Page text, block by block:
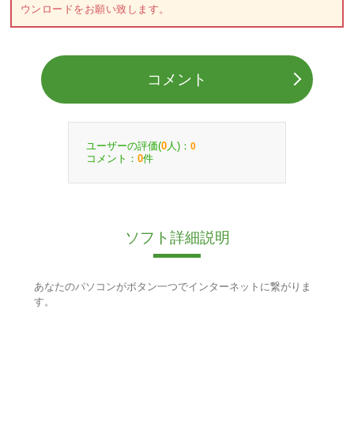
ウンロードをお願い致します。
コメント
ユーザーの評価(0 人)： 0
コメント： 0件
ソフト詳細説明
あなたのパソコンがボタン一つでインターネットに繋がりま
す。